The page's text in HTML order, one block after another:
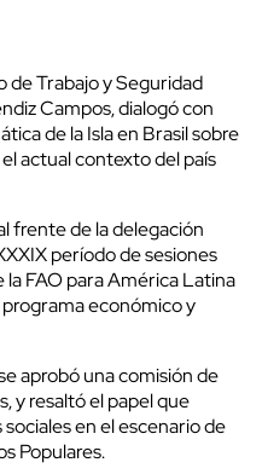
de Trabajo y Seguridad
Campos, dialogó con
de la Isla en Brasil sobre
actual contexto del país
frente de la delegación
período de sesiones
FAO para América Latina
económico y
aprobó una comisión de
y resaltó el papel que
en el escenario de
Populares.